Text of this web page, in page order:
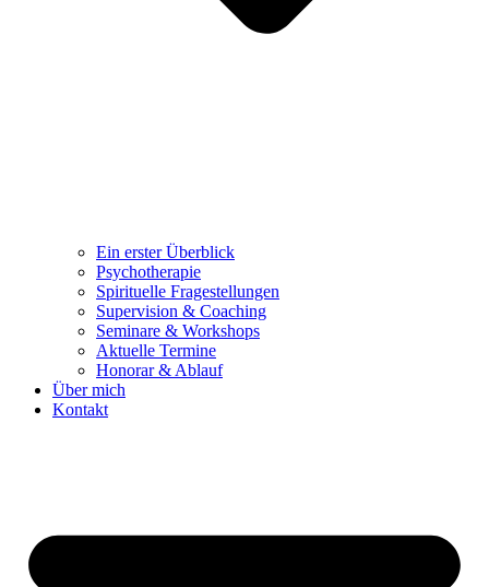
Ein erster Überblick
Psychotherapie
Spirituelle Fragestellungen
Supervision & Coaching
Seminare & Workshops
Aktuelle Termine
Honorar & Ablauf
Über mich
Kontakt